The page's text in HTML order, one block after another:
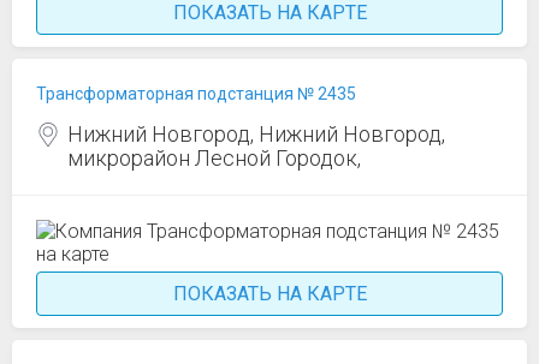
ПОКАЗАТЬ НА КАРТЕ
Трансформаторная подстанция № 2435
Нижний Новгород, Нижний Новгород,
микрорайон Лесной Городок,
ПОКАЗАТЬ НА КАРТЕ